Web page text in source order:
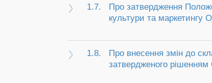
1.7.
Про затвердження
культури та маркетингу
1.8.
Про внесення змін до
затвердженого рішенням